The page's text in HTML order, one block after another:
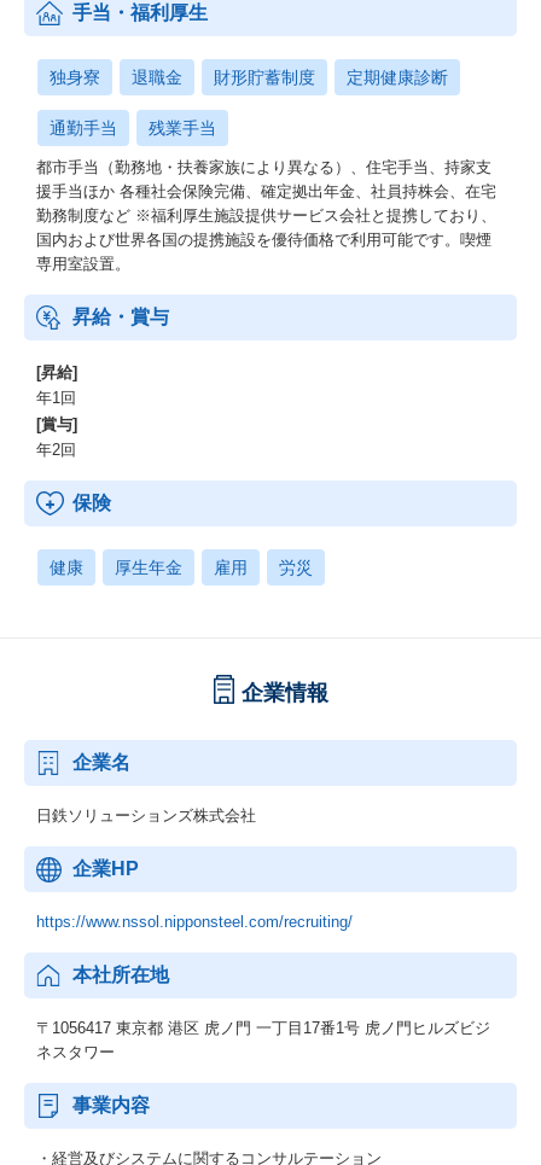
手当・福利厚生
独身寮 退職金 財形貯蓄制度 定期健康診断
通勤手当 残業手当
都市手当（勤務地・扶養家族により異なる）、住宅手当、持家支
援手当ほか 各種社会保険完備、確定拠出年金、社員持株会、在宅
勤務制度など ※福利厚生施設提供サービス会社と提携しており、
国内および世界各国の提携施設を優待価格で利用可能です。喫煙
専用室設置。
昇給・賞与
[昇給]
年1回
[賞与]
年2回
保険
健康 厚生年金 雇用 労災
企業情報
企業名
日鉄ソリューションズ株式会社
企業HP
https://www.nssol.nipponsteel.com/recruiting/
本社所在地
〒1056417 東京都 港区 虎ノ門 一丁目17番1号 虎ノ門ヒルズビジ
ネスタワー
事業内容
・経営及びシステムに関するコンサルテーション